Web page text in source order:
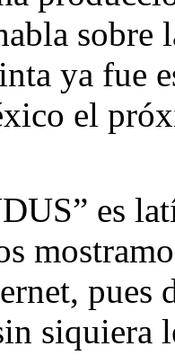
ya fue
el
es
pues
siquiera